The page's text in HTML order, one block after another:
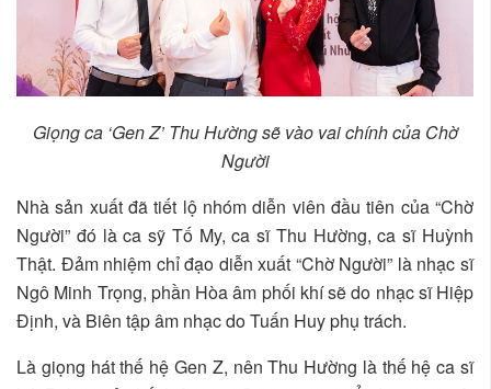
Giọng ca ‘Gen Z’ Thu Hường sẽ vào vai chính của Chờ
Người
Nhà sản xuất đã tiết lộ nhóm diễn viên đầu tiên của “Chờ
Người” đó là ca sỹ Tố My, ca sĩ Thu Hường, ca sĩ Huỳnh
Thật. Đảm nhiệm chỉ đạo diễn xuất “Chờ Người” là nhạc sĩ
Ngô Minh Trọng, phần Hòa âm phối khí sẽ do nhạc sĩ Hiệp
Định, và Biên tập âm nhạc do Tuấn Huy phụ trách.
Là giọng hát thế hệ Gen Z, nên Thu Hường là thế hệ ca sĩ